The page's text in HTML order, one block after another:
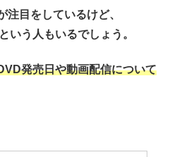
注目をしているけど、
いう人もいるでしょう。
発売日や動画配信について